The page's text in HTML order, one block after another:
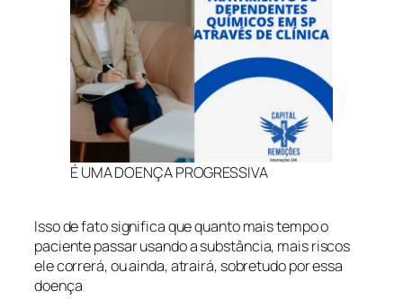
É UMA DOENÇA PROGRESSIVA
Isso de fato significa que quanto mais tempo o
paciente passar usando a substância, mais riscos
ele correrá, ou ainda, atrairá, sobretudo por essa
doença